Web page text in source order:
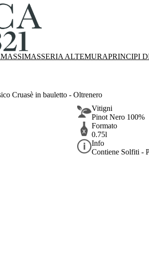
MASSERIA ALTEMURAPRINCIPI
Cruasè in bauletto - Oltrenero
Vitigni
Pinot Nero 100%
Formato
0.75l
Info
Contiene Solfiti -